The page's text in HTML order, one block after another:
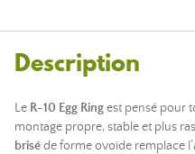
Description
Le R-10 Egg Ringest pensé pour
montage propre, stable et plus
briséde forme ovoïde remplace